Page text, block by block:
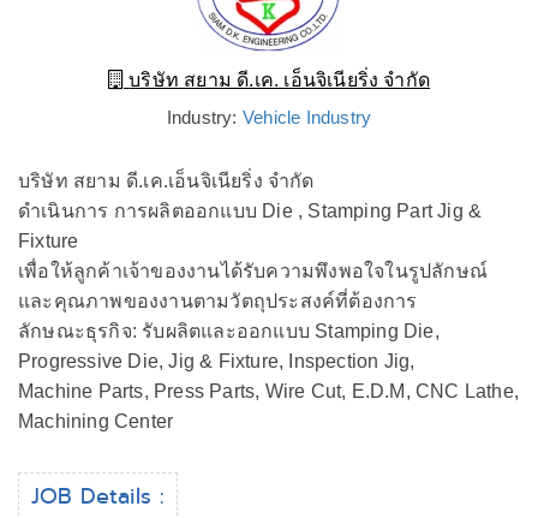
บริษัท สยาม ดี.เค. เอ็นจิเนียริ่ง จำกัด
Industry: Vehicle Industry
บริษัท สยาม ดี.เค.เอ็นจิเนียริ่ง จำกัด
ดำเนินการ การผลิตออกแบบ Die , Stamping Part Jig &
Fixture
เพื่อให้ลูกค้าเจ้าของงานได้รับความพึงพอใจในรูปลักษณ์
และคุณภาพของงานตามวัตถุประสงค์ที่ต้องการ
ลักษณะธุรกิจ: รับผลิตและออกแบบ Stamping Die,
Progressive Die, Jig & Fixture, Inspection Jig,
Machine Parts, Press Parts, Wire Cut, E.D.M, CNC Lathe,
Machining Center
JOB Details :